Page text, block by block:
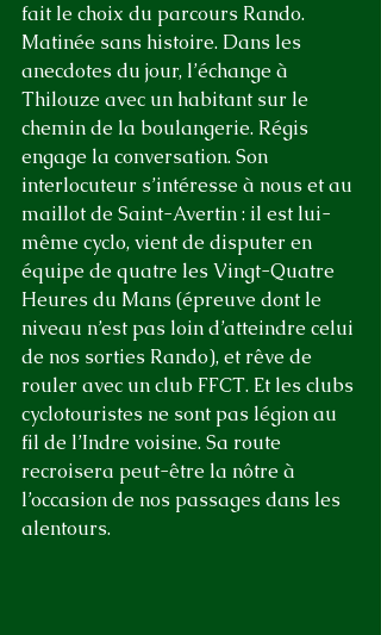
fait le choix du parcours Rando.
Matinée sans histoire. Dans les
anecdotes du jour, l’échange à
Thilouze avec un habitant sur le
chemin de la boulangerie. Régis
engage la conversation. Son
interlocuteur s’intéresse à nous et au
maillot de Saint-Avertin : il est lui-
même cyclo, vient de disputer en
équipe de quatre les Vingt-Quatre
Heures du Mans (épreuve dont le
niveau n’est pas loin d’atteindre celui
de nos sorties Rando), et rêve de
rouler avec un club FFCT. Et les clubs
cyclotouristes ne sont pas légion au
fil de l’Indre voisine. Sa route
recroisera peut-être la nôtre à
l’occasion de nos passages dans les
alentours.